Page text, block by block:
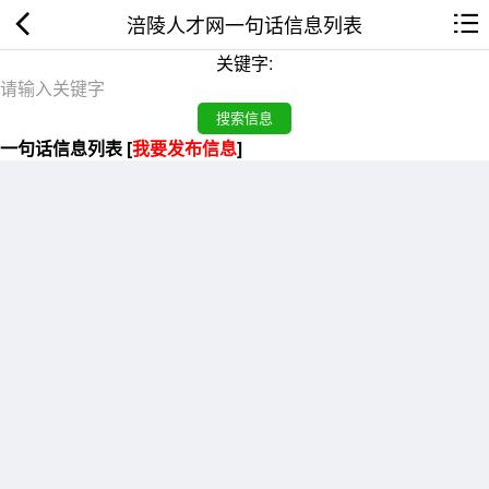
涪陵人才网一句话信息列表
关键字:
一句话信息列表 [我要发布信息]